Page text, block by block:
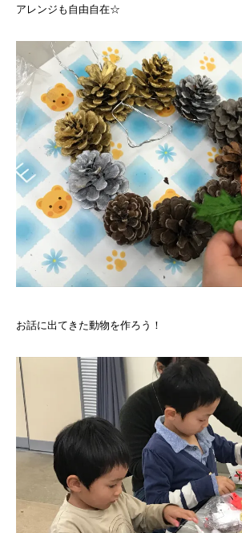
アレンジも自由自在☆
お話に出てきた動物を作ろう！